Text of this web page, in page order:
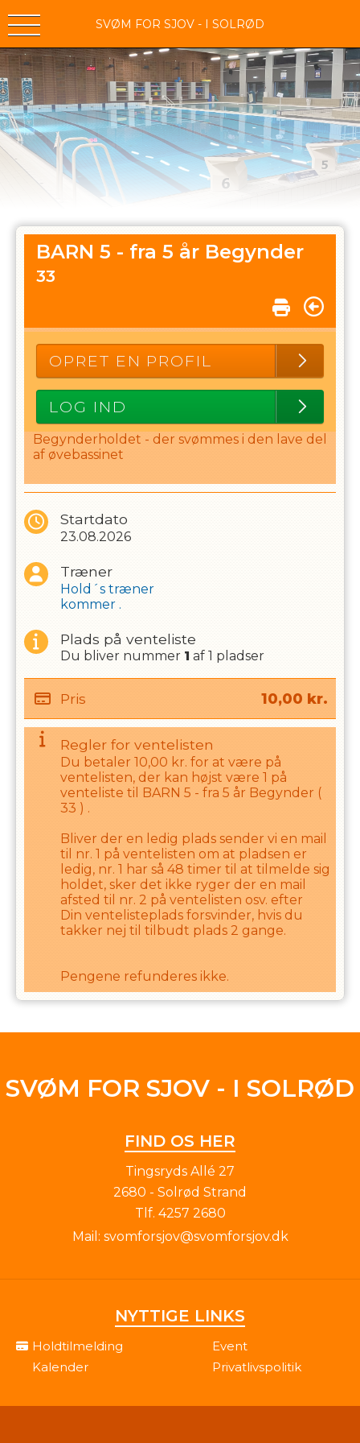
SVØM FOR SJOV - I SOLRØD
BARN 5 - fra 5 år Begynder
33
OPRET EN PROFIL
LOG IND
Begynderholdet - der svømmes i den lave del
af øvebassinet
Startdato
23.08.2026
Træner
Hold´s træner
kommer .
Plads på venteliste
Du bliver nummer 1af 1 pladser
Pris 10,00 kr.
Regler for ventelisten
Du betaler 10,00 kr. for at være på
ventelisten, der kan højst være 1 på
venteliste til BARN 5 - fra 5 år Begynder (
33 ) .
Bliver der en ledig plads sender vi en mail
til nr. 1 på ventelisten om at pladsen er
ledig, nr. 1 har så 48 timer til at tilmelde sig
holdet, sker det ikke ryger der en mail
afsted til nr. 2 på ventelisten osv. efter
Din ventelisteplads forsvinder, hvis du
takker nej til tilbudt plads 2 gange.
Pengene refunderes ikke.
SVØM FOR SJOV - I SOLRØD
FIND OS HER
Tingsryds Allé 27
2680 - Solrød Strand
Tlf. 4257 2680
Mail: svomforsjov@svomforsjov.dk
NYTTIGE LINKS
Holdtilmelding
Event
Kalender
Privatlivspolitik